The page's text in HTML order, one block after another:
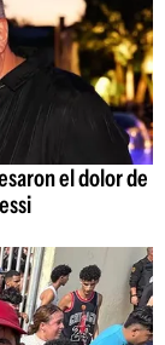
el dolor de